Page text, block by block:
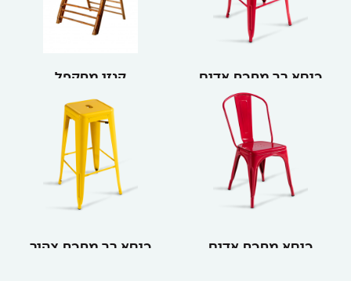
כיסא בר מתכת אדום קנזו מתקפל
כיסא מתכת אדום כיסא בר מתכת צהוב